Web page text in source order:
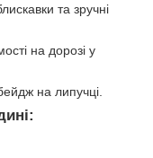
та зручні
на дорозі у
на липучці.